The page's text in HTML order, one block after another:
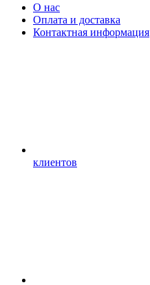
О нас
Оплата и доставка
Контактная информация
клиентов